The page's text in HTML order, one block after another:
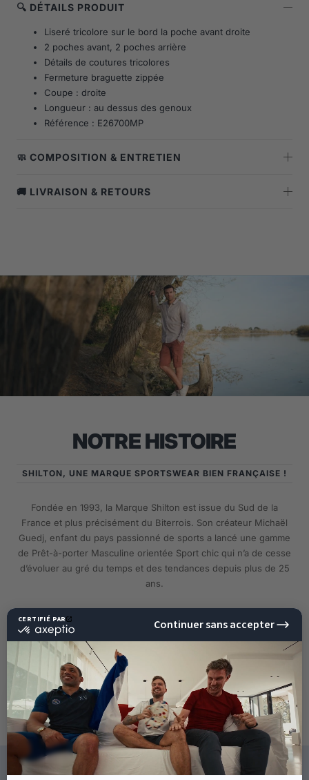
🔍 DÉTAILS PRODUIT
Liseré tricolore sur le bord la poche avant droite
2 poches avant, 2 poches arrière
Détails de coutures tricolores
Fermeture braguette zippée
Coupe : droite
Longueur : au dessus des genoux
Référence : E26700MP
🧼 COMPOSITION & ENTRETIEN
🚚 LIVRAISON & RETOURS
NOTRE HISTOIRE
SHILTON, UNE MARQUE SPORTSWEAR BIEN FRANÇAISE !
Fondée en 1993, la Marque Shilton est issue du Sud de la
France et plus précisément du Biterrois. Son créateur Michaël
Guedj, enfant du pays passionné de sports a lancé une gamme
de Prêt-à-porter Masculine orientée Sport chic qui n’a de cesse
d’évoluer au gré du temps et des tendances depuis plus de 25
ans.
EN SAVOIR PLUS
10%DE RÉDUCTION
SUR VOTRE PROCHAINE
COMMANDE !